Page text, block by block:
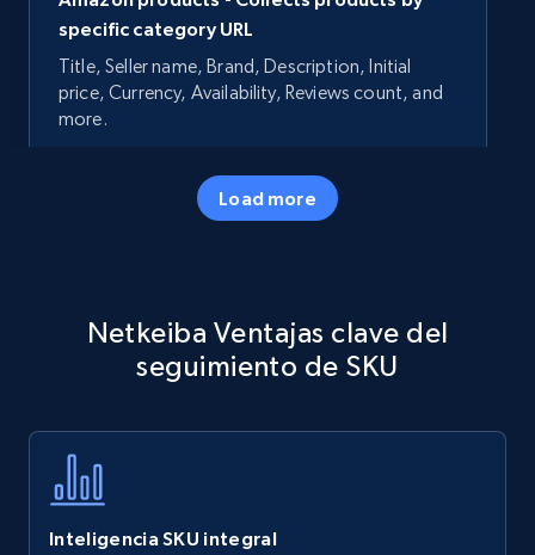
specific category URL
Title, Seller name, Brand, Description, Initial
price, Currency, Availability, Reviews count, and
more.
5.7K+ Comenzar ahora
specific keywords
Title, Seller name, Brand, Description, Initial
Load more
Netkeiba Ventajas clave del
seguimiento de SKU
Inteligencia SKU integral